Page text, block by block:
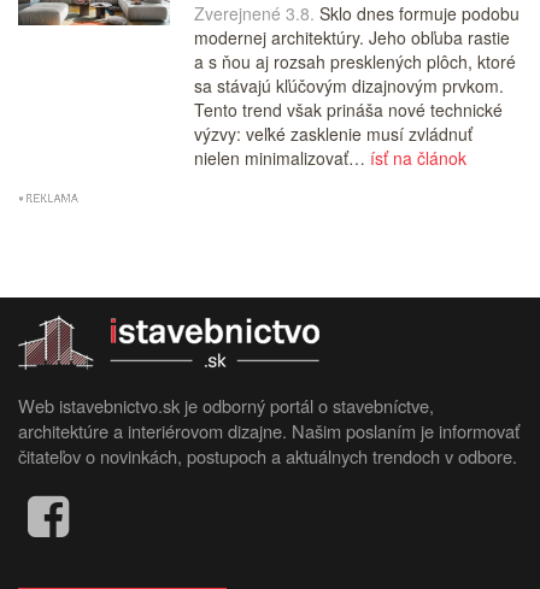
Zverejnené 3.8. Sklo dnes formuje podobu
modernej architektúry. Jeho obľuba rastie
a s ňou aj rozsah presklených plôch, ktoré
sa stávajú kľúčovým dizajnovým prvkom.
Tento trend však prináša nové technické
výzvy: veľké zasklenie musí zvládnuť
nielen minimalizovať… ísť na článok
Web istavebnictvo.sk je odborný portál o stavebníctve,
architektúre a interiérovom dizajne. Našim poslaním je informovať
čitateľov o novinkách, postupoch a aktuálnych trendoch v odbore.